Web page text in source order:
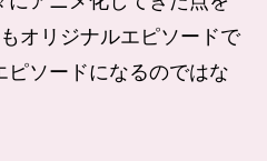
オリジナルエピソードで
ピソードになるのではな